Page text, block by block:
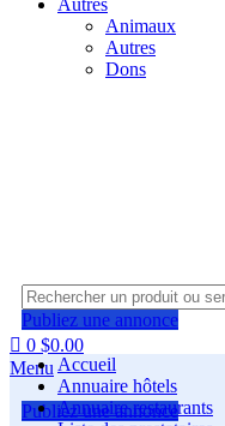
Autres
Animaux
Autres
Dons
Publiez une annonce
0 $0.00
Menu
Publiez une annonce
Accueil
Annuaire hôtels
Annuaire restaurants